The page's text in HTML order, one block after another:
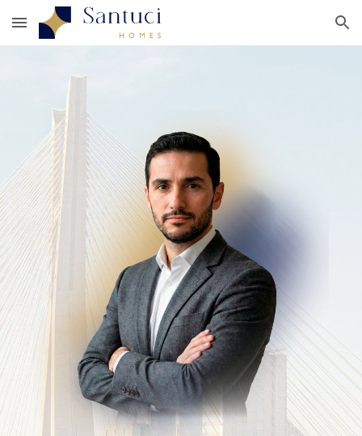
Skip to main content Skip to navigation